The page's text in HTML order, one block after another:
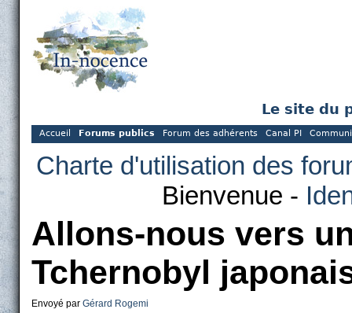
Le site du
Accueil Forums publics Forum des adhérents Canal PI
Charte d'utilisation des
Bienvenue -
Allons-nous vers
Tchernobyl
Envoyé par Gérard Rogemi